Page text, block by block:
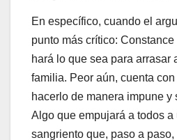
En específico, cuando el
punto más crítico:
hará lo que sea para arrasar
familia. Peor aún, cuenta
hacerlo de manera impune y
Algo que empujará a todos
sangriento que, paso a